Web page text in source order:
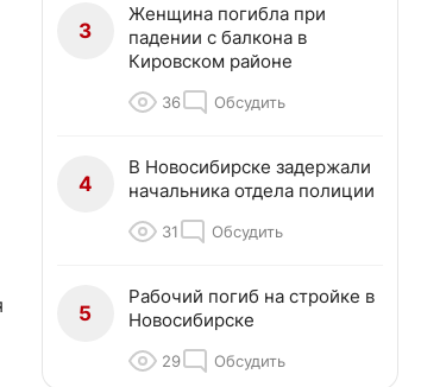
3
Женщина погибла при
падении с балкона в
Кировском районе
36 Обсудить
4
В Новосибирске задержали
начальника отдела полиции
31 Обсудить
5
Рабочий погиб на стройке в
Новосибирске
29 Обсудить